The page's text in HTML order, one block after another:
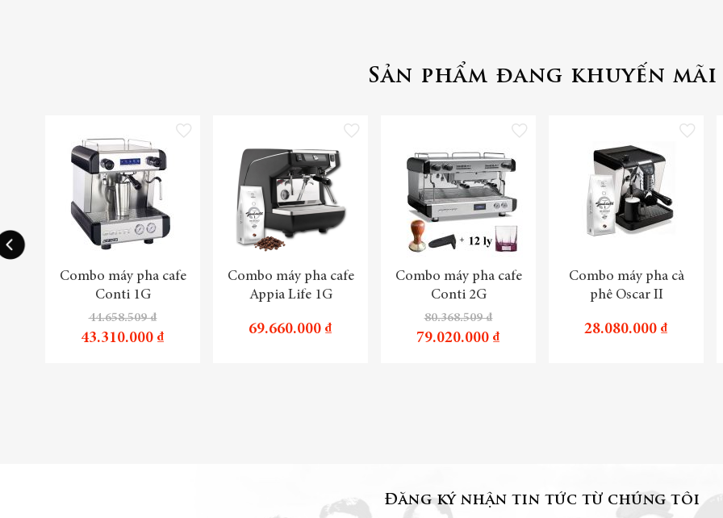
Sản phẩm đang khuyến mãi
Combo máy pha cafe
Conti 1G
44.658.509 ₫
43.310.000 ₫
Thêm vào danh sách yêu thích
Combo máy pha cafe
Appia Life 1G
69.660.000 ₫
Thêm vào danh sách yêu thích
Combo máy pha cafe
Conti 2G
80.368.509 ₫
79.020.000 ₫
Thêm vào danh sách yêu thích
Combo máy pha cà
phê Oscar II
28.080.000 ₫
Thêm vào danh
Đăng ký nhận tin tức từ chúng tôi